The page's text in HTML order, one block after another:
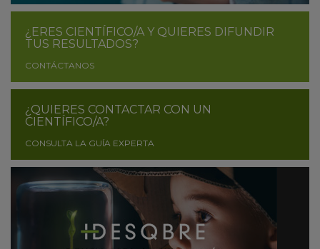
¿ERES CIENTÍFICO/A Y QUIERES DIFUNDIR
TUS RESULTADOS?
CONTÁCTANOS
¿QUIERES CONTACTAR CON UN
CIENTÍFICO/A?
CONSULTA LA GUÍA EXPERTA